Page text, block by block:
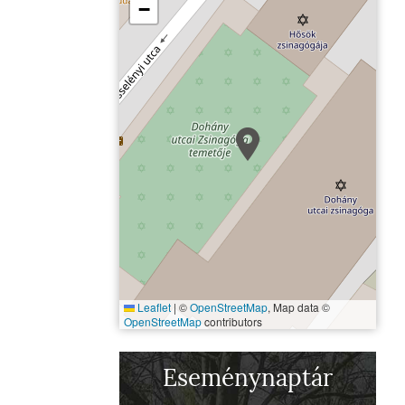
−
Leaflet | ©OpenStreetMap, Map data ©
OpenStreetMapcontributors
Eseménynaptár